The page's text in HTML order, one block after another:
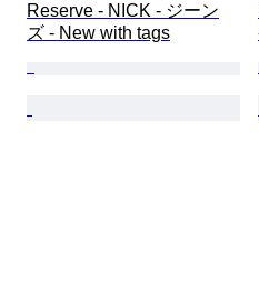
Reserve - NICK - ジーン
ズ - New with tags